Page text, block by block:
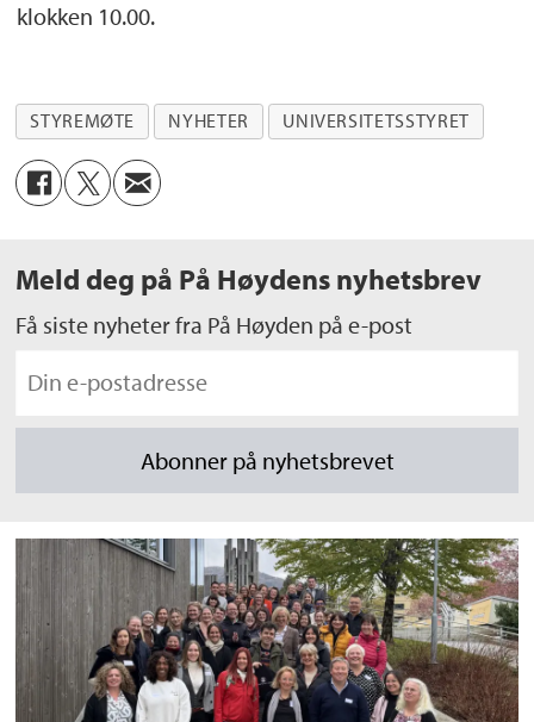
klokken 10.00.
STYREMØTE NYHETER UNIVERSITETSSTYRET
Meld deg på På Høydens nyhetsbrev
Få siste nyheter fra På Høyden på e-post